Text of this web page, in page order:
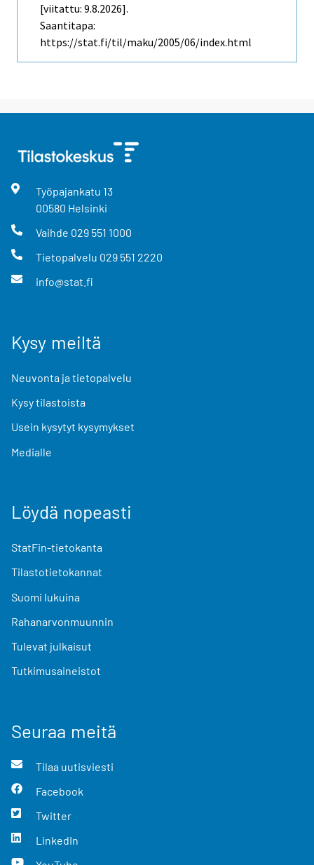
[viitattu: 9.8.2026].
Saantitapa:
https://stat.fi/til/maku/2005/06/index.html
Työpajankatu 13
00580 Helsinki
Vaihde 029 551 1000
Tietopalvelu 029 551 2220
info@stat.fi
Kysy meiltä
Neuvonta ja tietopalvelu
Kysy tilastoista
Usein kysytyt kysymykset
Medialle
Löydä nopeasti
StatFin-tietokanta
Tilastotietokannat
Suomi lukuina
Rahanarvonmuunnin
Tulevat julkaisut
Tutkimusaineistot
Seuraa meitä
Tilaa uutisviesti
Facebook
Twitter
LinkedIn